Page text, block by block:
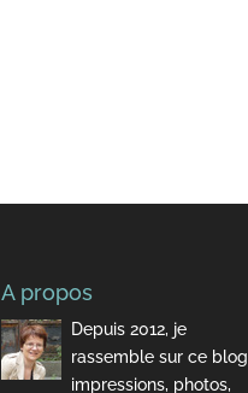
A propos
Depuis 2012, je
rassemble sur ce blog
impressions, photos,